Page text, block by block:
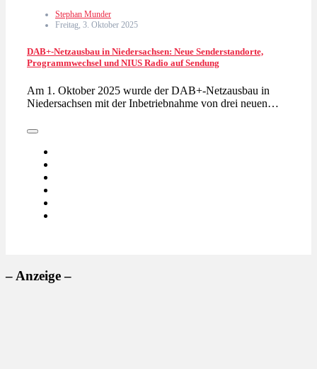
Stephan Munder
Freitag, 3. Oktober 2025
DAB+-Netzausbau in Niedersachsen: Neue Senderstandorte,
Programmwechsel und NIUS Radio auf Sendung
Am 1. Oktober 2025 wurde der DAB+-Netzausbau in
Niedersachsen mit der Inbetriebnahme von drei neuen…
– Anzeige –